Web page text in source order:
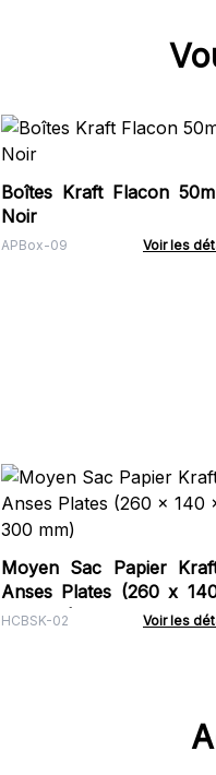
Boîtes Kraft Flacon
Noir
APBox-09 Voir les
Moyen Sac Papier
Anses Plates (260 x
300 mm)
HCBSK-02 Voir les